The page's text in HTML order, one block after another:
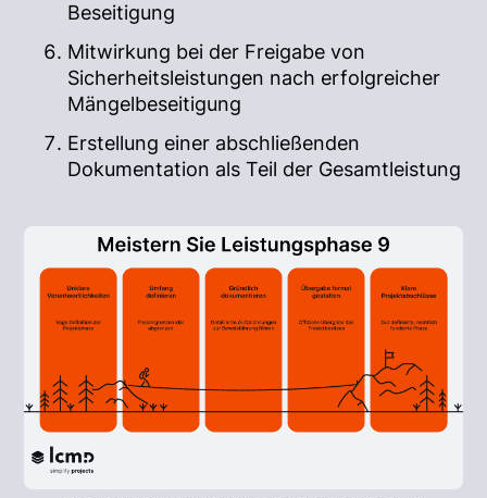
Beseitigung
Mitwirkung bei der Freigabe von
Sicherheitsleistungen nach erfolgreicher
Mängelbeseitigung
Erstellung einer abschließenden
Dokumentation als Teil der Gesamtleistung